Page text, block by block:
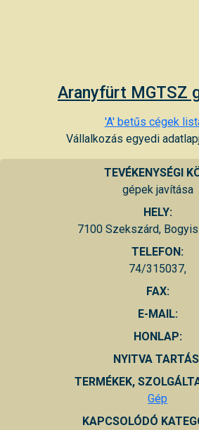
Aranyfürt MGTSZ
'A' betűs cégek
Vállalkozás egyedi
TEVÉKENYSÉGI
gépek javítása
HELY:
7100 Szekszárd,
TELEFON:
74/315037,
FAX:
E-MAIL:
HONLAP:
NYITVA
TERMÉKEK,
Gép
KAPCSOLÓDÓ